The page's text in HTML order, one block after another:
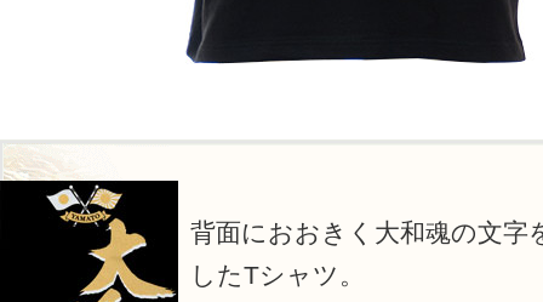
背面におおきく大和魂の文字
したTシャツ。